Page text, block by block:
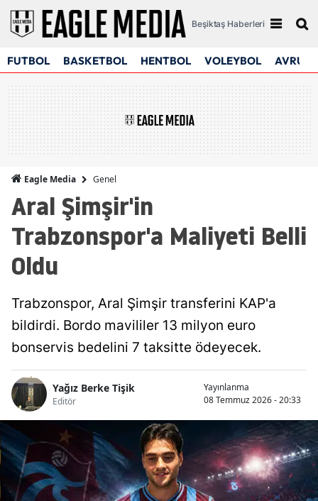
Beşiktaş Haberleri
FUTBOL BASKETBOL HENTBOL VOLEYBOL
Eagle Media Genel
Aral Şimşir'in
Trabzonspor'a Maliyeti Belli
Oldu
Trabzonspor, Aral Şimşir transferini KAP'a
bildirdi. Bordo mavililer 13 milyon euro
bonservis bedelini 7 taksitte ödeyecek.
Yağız Berke Tişik
Editör
Yayınlanma
08 Temmuz 2026 - 20:33